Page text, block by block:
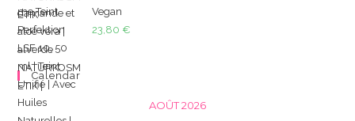
Vegan
23,80 €
Calendar
AOÛT 2026